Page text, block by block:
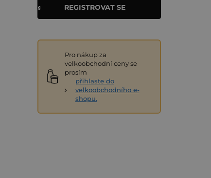
REGISTROVAT SE
Pro nákup za
velkoobchodní ceny se
prosím
přihlaste do
velkoobchodního e-
shopu.